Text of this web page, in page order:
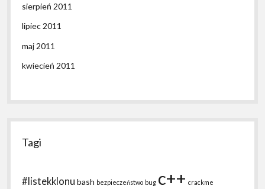
sierpień 2011
lipiec 2011
maj 2011
kwiecień 2011
Tagi
#listekklonu bash bezpieczeństwo bug c++ crackme